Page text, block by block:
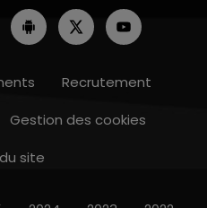
Recrutement
Gestion des cookies
site